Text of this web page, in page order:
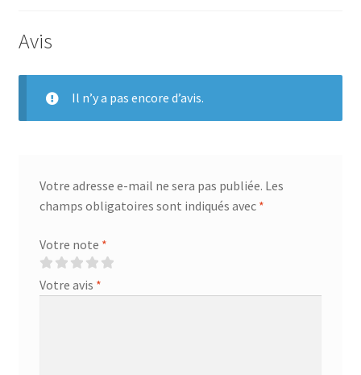
Avis
Il n’y a pas encore d’avis.
Votre adresse e-mail ne sera pas publiée. Les
champs obligatoires sont indiqués avec *
Votre note *
Votre avis *